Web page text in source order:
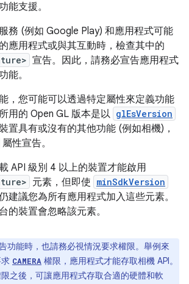
能支援。
務 (例如 Google Play) 和應用程式可能
應用程式或與其互動時，檢查其中的
宣告。因此，請務必宣告應用程式
能。
，您可能可以透過特定屬性來定義功能
用的 Open GL 版本是以 glEsVersion
置具有或沒有的其他功能 (例如相機)，
屬性宣告。
API 級別 4 以上的裝置才能啟用
元素，但即使 minSdkVersion
建議您為所有應用程式加入這些元素。
的裝置會忽略該元素。
功能時，也請務必視情況要求權限。舉例來
CAMERA 權限，應用程式才能存取相機 API。
之後，可讓應用程式存取合適的硬體和軟